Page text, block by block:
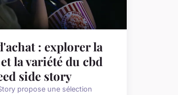
: explorer la
la variété du cbd
side story
propose une sélection